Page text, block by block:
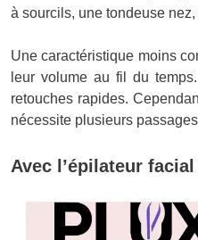
à sourcils, une tondeuse
Une caractéristique moins
leur volume au fil du
retouches rapides.
nécessite plusieurs
Avec l’épilateur